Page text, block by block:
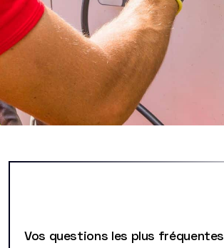
Vos questions les plus fréquentes